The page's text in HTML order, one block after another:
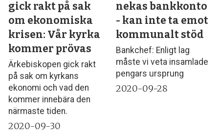
gick rakt på sak
om ekonomiska
krisen: Vår kyrka
kommer prövas
Ärkebiskopen gick rakt
på sak om kyrkans
ekonomi och vad den
kommer innebära den
närmaste tiden.
2020-09-30
nekas bankkonto
- kan inte ta emot
kommunalt stöd
Bankchef: Enligt lag
måste vi veta insamlade
pengars ursprung
2020-09-28